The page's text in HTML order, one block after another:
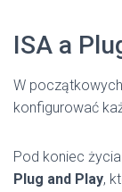
ISA a
W
konfigurować
Pod koniec
Plug and Play,